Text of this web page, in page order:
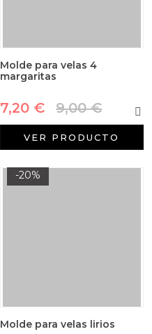
Molde para velas 4
margaritas
7,20 € 9,00 €
VER PRODUCTO
-20%
Molde para velas lirios